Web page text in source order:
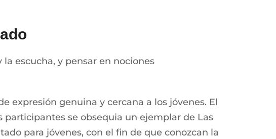
escucha, y pensar en nociones
expresión genuina y cercana a los jóvenes. El
participantes se obsequia un ejemplar de Las
para jóvenes, con el fin de que conozcan la